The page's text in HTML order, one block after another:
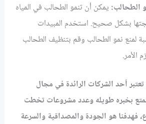
الطحالب: يمكن أن تنمو الطحالب في المياه
بشكل صحيح. استخدم المبيدات
لمنع نمو الطحالب وقم بتنظيف الطحالب
الأمر.
أحد الشركات الرائدة في مجال
بخبره طويله وعدد مشروعات تخطت
مشروع، فهدفنا هو الجودة والمصداقية والسرعة